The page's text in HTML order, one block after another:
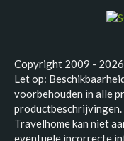
Copyright 2009 -
Let op:
voorbehouden in alle
productbeschrijvingen.
Travelhome kan niet
eventuele incorrecte